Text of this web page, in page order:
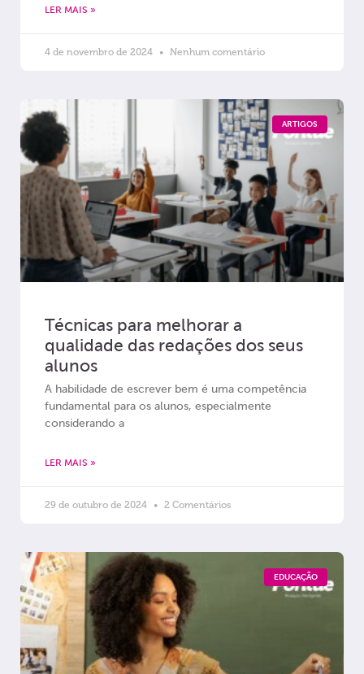
LER MAIS »
4 de novembro de 2024 Nenhum comentário
ARTIGOS
Técnicas para melhorar a
qualidade das redações dos seus
alunos
A habilidade de escrever bem é uma competência
fundamental para os alunos, especialmente
considerando a
LER MAIS »
29 de outubro de 2024 2 Comentários
EDUCAÇÃO